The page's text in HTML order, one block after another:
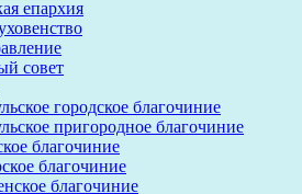
епархия
совет
городское благочиние
пригородное благочиние
благочиние
благочиние
благочиние